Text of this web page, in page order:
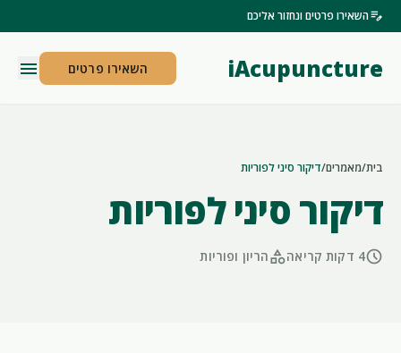
edit_noteהשאירו פרטים ונחזור אליכם
iAcupuncture השאירו פרטים menu
בית/מאמרים/דיקור סיני לפוריות
דיקור סיני לפוריות
schedule4 דקות קריאה categoryהריון ופוריות